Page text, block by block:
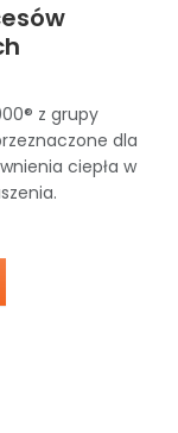
z grupy
dla
ciepła w